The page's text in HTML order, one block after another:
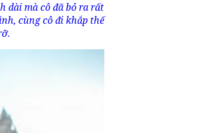
dài mà cô đã bỏ ra rất
cùng cô đi khắp thế